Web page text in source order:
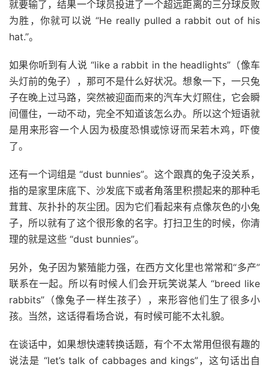
就要输了，结果一个球员投进了一个超远距离的三分球反败
为胜，你就可以说 “He really pulled a rabbit out of his
hat.”。
如果你听到有人说 “like a rabbit in the headlights”（像车
头灯前的兔子），那可不是什么好状况。想象一下，一只兔
子在晚上过马路，突然被迎面而来的汽车大灯照住，它会瞬
间僵住，一动不动，完全不知道该怎么办。所以这个短语就
是用来形容一个人因为极度恐惧或惊讶而呆若木鸡，吓傻
了。
还有一个词组是 “dust bunnies”。这个跟真的兔子没关系，
指的是家里床底下、沙发底下或者角落里积攒起来的那种毛
茸茸、灰扑扑的灰尘团。因为它们看起来有点像灰色的小兔
子，所以就有了这个很形象的名字。打扫卫生的时候，你清
理的就是这些 “dust bunnies”。
另外，兔子因为繁殖能力强，在西方文化里也常常和“多产”
联系在一起。所以有时候人们会开玩笑说某人 “breed like
rabbits”（像兔子一样生孩子），来形容他们生了很多小
孩。当然，这话得看场合说，有时候可能不太礼貌。
在谈话中，如果想快速转换话题，有个不太常用但很有趣的
说法是 “let’s talk of cabbages and kings”，这句话出自